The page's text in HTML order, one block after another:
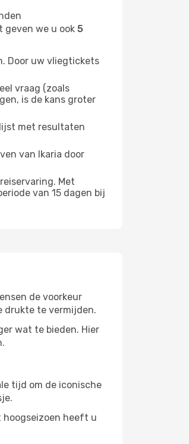
we u ook 5
Door uw vliegtickets
vraag (zoals
is de kans groter
met resultaten
van Ikaria door
Met
van 15 dagen bij
de voorkeur
drukte te vermijden.
wat te bieden. Hier
tijd om de iconische
hoogseizoen heeft u